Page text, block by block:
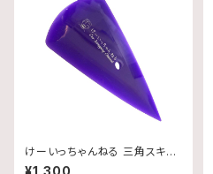
けーいっちゃんねる 三角スキー
ジー
¥1,300